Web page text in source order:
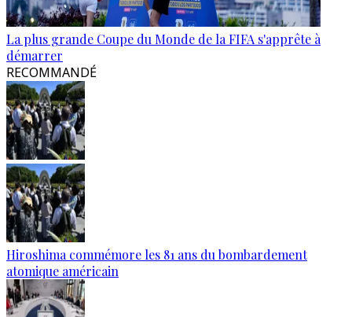
La plus grande Coupe du Monde de la FIFA s'apprête à
démarrer
RECOMMANDÉ
Hiroshima commémore les 81 ans du bombardement
atomique américain